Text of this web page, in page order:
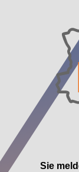
Sie